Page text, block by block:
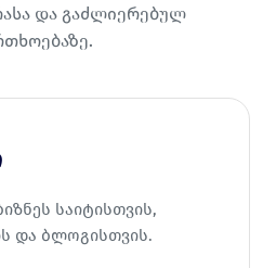
და გაძლიერებულ
საიტისთვის,
და ბლოგისთვის.